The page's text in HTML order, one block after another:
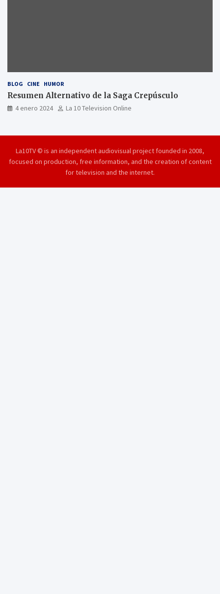
BLOG CINE HUMOR
Resumen Alternativo de la Saga Crepúsculo
4 enero 2024 La 10 Television Online
La10TV © is an independent audiovisual project founded in 2008,
focused on production, free information, and the creation of content
for television and the internet.